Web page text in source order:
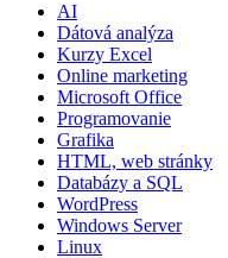
AI
Dátová analýza
Kurzy Excel
Online marketing
Microsoft Office
Programovanie
Grafika
HTML, web stránky
Databázy a SQL
WordPress
Windows Server
Linux